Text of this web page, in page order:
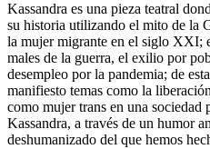
Kassandra es una pieza teatral
su historia utilizando el mito de la
la mujer migrante en el siglo XXI;
males de la guerra, el exilio por
desempleo por la pandemia; de
manifiesto temas como la
como mujer trans en una
Kassandra, a través de un humor
deshumanizado del que hemos